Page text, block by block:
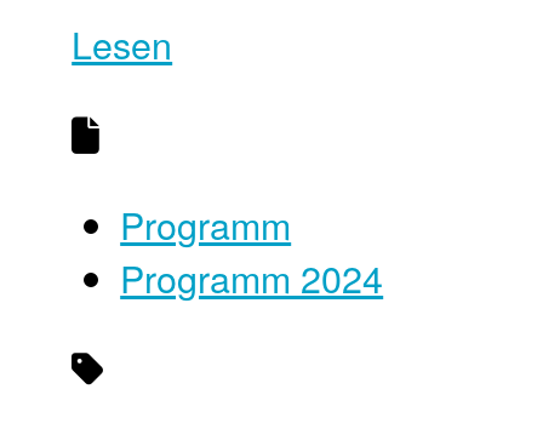
Lesen
Programm
Programm 2024